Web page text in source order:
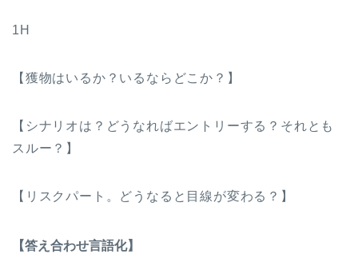
1H
【獲物はいるか？いるならどこか？】
【シナリオは？どうなればエントリーする？それとも
スルー？】
【リスクパート。どうなると目線が変わる？】
【答え合わせ言語化】